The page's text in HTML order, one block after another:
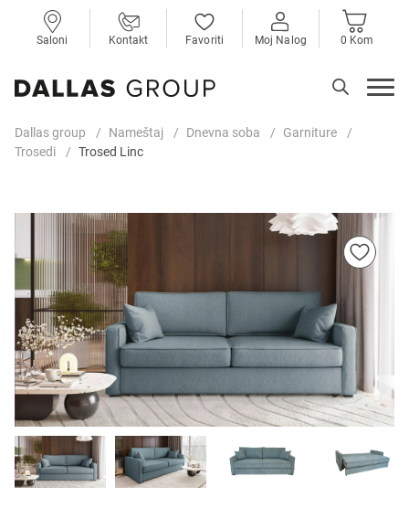
Saloni Kontakt Favoriti Moj Nalog 0 Kom
Dallas group Nameštaj Dnevna soba
Garniture
Trosedi
Trosed Linc